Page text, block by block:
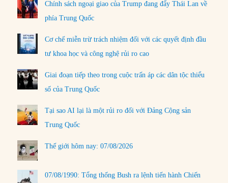
Chính sách ngoại giao của Trump đang đẩy Thái Lan về
phía Trung Quốc
Cơ chế miễn trừ trách nhiệm đối với các quyết định đầu
tư khoa học và công nghệ rủi ro cao
Giai đoạn tiếp theo trong cuộc trấn áp các dân tộc thiểu
số của Trung Quốc
Tại sao AI lại là một rủi ro đối với Đảng Cộng sản
Trung Quốc
Thế giới hôm nay: 07/08/2026
07/08/1990: Tổng thống Bush ra lệnh tiến hành Chiến